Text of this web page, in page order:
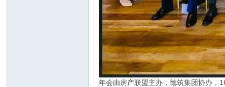
年会由房产联盟主办，德筑集团协办，